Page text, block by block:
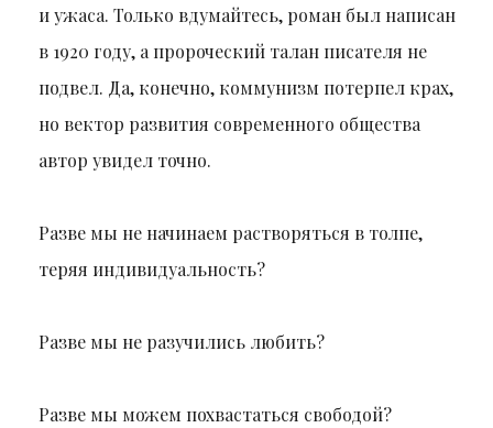
и ужаса. Только вдумайтесь, роман был написан
в 1920 году, а пророческий талан писателя не
подвел. Да, конечно, коммунизм потерпел крах,
но вектор развития современного общества
автор увидел точно.
Разве мы не начинаем растворяться в толпе,
теряя индивидуальность?
Разве мы не разучились любить?
Разве мы можем похвастаться свободой?